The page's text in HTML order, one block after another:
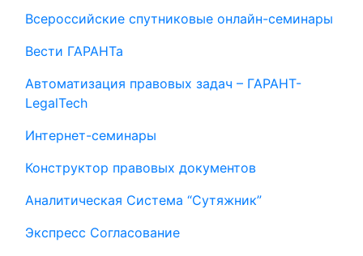
Всероссийские спутниковые онлайн-семинары
Вести ГАРАНТа
Автоматизация правовых задач – ГАРАНТ-
LegalTech
Интернет-семинары
Конструктор правовых документов
Аналитическая Система “Сутяжник”
Экспресс Согласование